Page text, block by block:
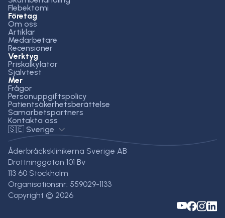
Flebektomi
Företag
Om oss
Artiklar
Medarbetare
Recensioner
Verktyg
Priskalkylator
Självtest
Mer
Frågor
Personuppgiftspolicy
Patientsäkerhetsberättelse
Samarbetspartners
Kontakta oss
🇸🇪 Sverige
Åderbråcksklinikerna Sverige AB
Drottninggatan 101 Bv
113 60 Stockholm
Organisationsnr: 559029-1133
Copyright © 2026